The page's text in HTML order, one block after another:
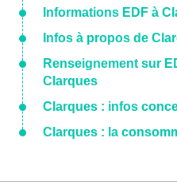
Informations EDF à
Infos à propos de
Renseignement sur
Clarques
Clarques : infos
Clarques : la